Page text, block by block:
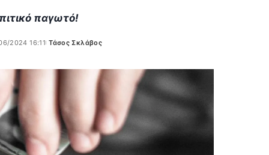
παγωτό!
2024 16:11
Posted
Τάσος Σκλάβος